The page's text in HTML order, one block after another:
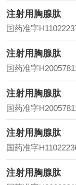
注射用胸腺肽
国药准字
注射用胸腺肽
国药准字
注射用胸腺肽
国药准字
注射用胸腺肽
国药准字
注射用胸腺肽